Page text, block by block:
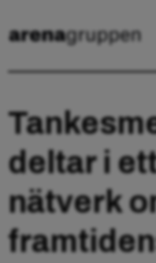
deltar i
nätverk